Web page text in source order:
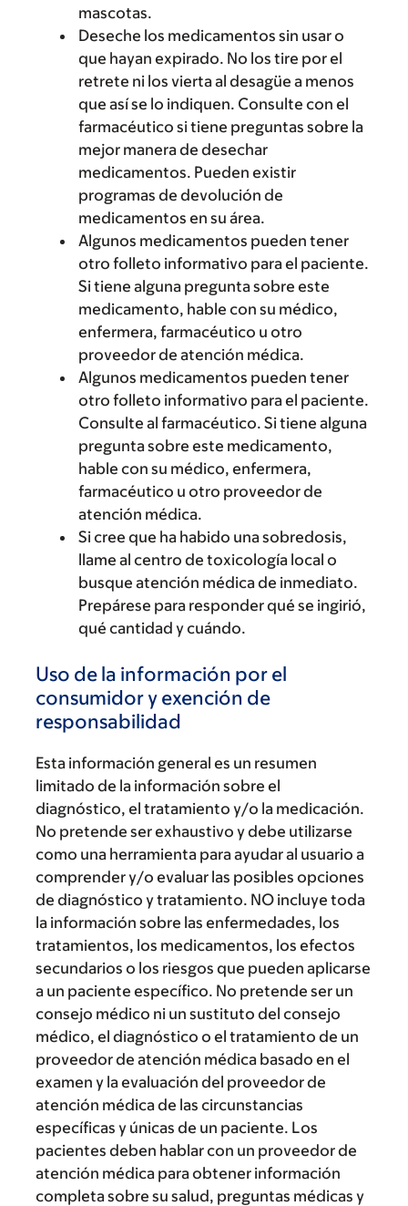
mascotas.
Deseche los medicamentos sin usar o
que hayan expirado. No los tire por el
retrete ni los vierta al desagüe a menos
que así se lo indiquen. Consulte con el
farmacéutico si tiene preguntas sobre la
mejor manera de desechar
medicamentos. Pueden existir
programas de devolución de
medicamentos en su área.
Algunos medicamentos pueden tener
otro folleto informativo para el paciente.
Si tiene alguna pregunta sobre este
medicamento, hable con su médico,
enfermera, farmacéutico u otro
proveedor de atención médica.
Algunos medicamentos pueden tener
otro folleto informativo para el paciente.
Consulte al farmacéutico. Si tiene alguna
pregunta sobre este medicamento,
hable con su médico, enfermera,
farmacéutico u otro proveedor de
atención médica.
Si cree que ha habido una sobredosis,
llame al centro de toxicología local o
busque atención médica de inmediato.
Prepárese para responder qué se ingirió,
qué cantidad y cuándo.
Uso de la información por el
consumidor y exención de
responsabilidad
Esta información general es un resumen
limitado de la información sobre el
diagnóstico, el tratamiento y/o la medicación.
No pretende ser exhaustivo y debe utilizarse
como una herramienta para ayudar al usuario a
comprender y/o evaluar las posibles opciones
de diagnóstico y tratamiento. NO incluye toda
la información sobre las enfermedades, los
tratamientos, los medicamentos, los efectos
secundarios o los riesgos que pueden aplicarse
a un paciente específico. No pretende ser un
consejo médico ni un sustituto del consejo
médico, el diagnóstico o el tratamiento de un
proveedor de atención médica basado en el
examen y la evaluación del proveedor de
atención médica de las circunstancias
específicas y únicas de un paciente. Los
pacientes deben hablar con un proveedor de
atención médica para obtener información
completa sobre su salud, preguntas médicas y